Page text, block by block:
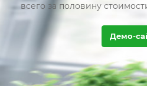
всего за половину
Пока лицензия активна, вы
всеми преимуществами:
и технической
Демо-